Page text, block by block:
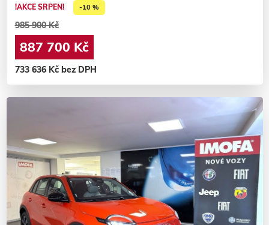
!AKCE SRPEN! -10 %
985 900 Kč
887 700 Kč
733 636 Kč bez DPH